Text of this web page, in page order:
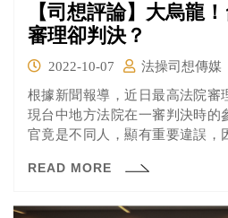
【司想評論】大烏龍
審理卻判決？
2022-10-07
法操司想傳媒
根據新聞報導，近日最高法院審
現台中地方法院在一審判決時的
官竟是不同人，顯有重要違誤，
重來。因事態嚴重「驚動」司法
READ MORE